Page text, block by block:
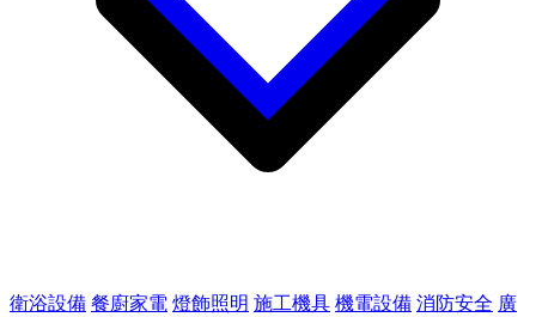
衛浴設備 餐廚家電 燈飾照明 施工機具 機電設備 消防安全 廣